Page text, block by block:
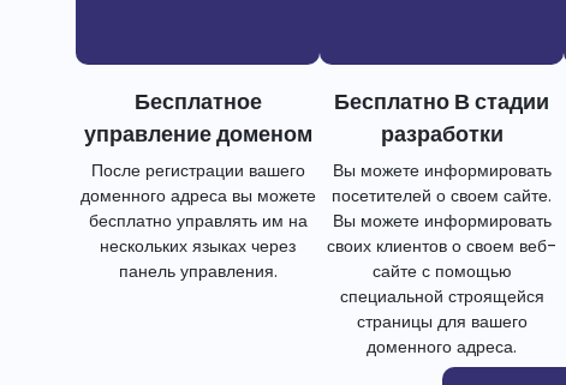
Бесплатное
управление доменом
После регистрации вашего
доменного адреса вы можете
бесплатно управлять им на
нескольких языках через
панель управления.
Бесплатно В стадии
разработки
Вы можете информировать
посетителей о своем сайте.
Вы можете информировать
своих клиентов о своем веб-
сайте с помощью
специальной строящейся
страницы для вашего
доменного адреса.